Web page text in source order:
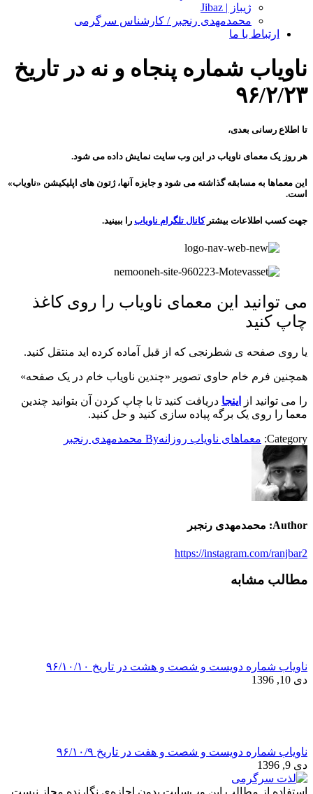
ژیباز | Jibaz
محمدمهدی رنجبر / کارشناس سرگرمی
ارتباط با ما
ناویاب شماره پنجاه و نه در تاریخ
۹۶/۲/۲۳
تا اطلاع رسانی بعدی،
هر روز یک معمای ناویاب در این وب سایت نمایش داده می شود.
این معماها به مسابقه گذاشته می شود و جایزه آنها، ژتون های اپلیکیشن «ناویاب»
است.
جهت کسب اطلاعات بیشترکانال تلگرام ناویاب را ببینید.
می توانید این معمای ناویاب را روی کاغذ
چاپ کنید
یا روی صفحه ی شطرنجی که از قبل آماده کرده اید منتقل کنید.
همچنین فرم خام حاوی تصویر «چندین ناویاب خام در یک صفحه»
را می توانید از اینجا دریافت کنید تا با چاپ کردن آن بتوانید چندین
معما را روی یک برگه پیاده سازی کنید و حل کنید.
Category: معماهای ناویاب روزانهBy محمدمهدی رنجبر
Author: محمدمهدی رنجبر
https://instagram.com/ranjbar2
مطالب مشابه
ناویاب شماره دویست و شصت و هشت در تاریخ ۹۶/۱۰/۱۰
دی 10, 1396
ناویاب شماره دویست و شصت و هفت در تاریخ ۹۶/۱۰/۹
دی 9, 1396
استفاده از مطالب این وب‌سایت بدون اجازه‌ی نگارنده مجاز نیست.